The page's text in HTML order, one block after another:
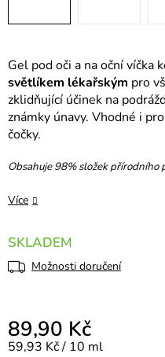
Gel pod oči a na oční víčka
světlíkem lékařským pro
zklidňující účinek na
známky únavy. Vhodné i
čočky.
Obsahuje 98% složek přírodního
Více
SKLADEM
Možnosti doručení
89,90 Kč
Měrná cena:
59,93 Kč / 10 ml